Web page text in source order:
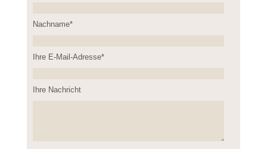
Nachname*
Please leave this field empty.
Ihre E-Mail-Adresse*
Ihre Nachricht